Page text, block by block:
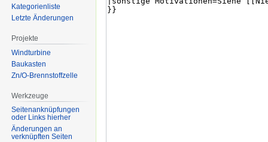
Kategorienliste
Letzte Änderungen
Projekte
Windturbine
Baukasten
Zn/O-Brennstoffzelle
Werkzeuge
Seitenanknüpfungen
oder Links hierher
Änderungen an
verknüpften Seiten